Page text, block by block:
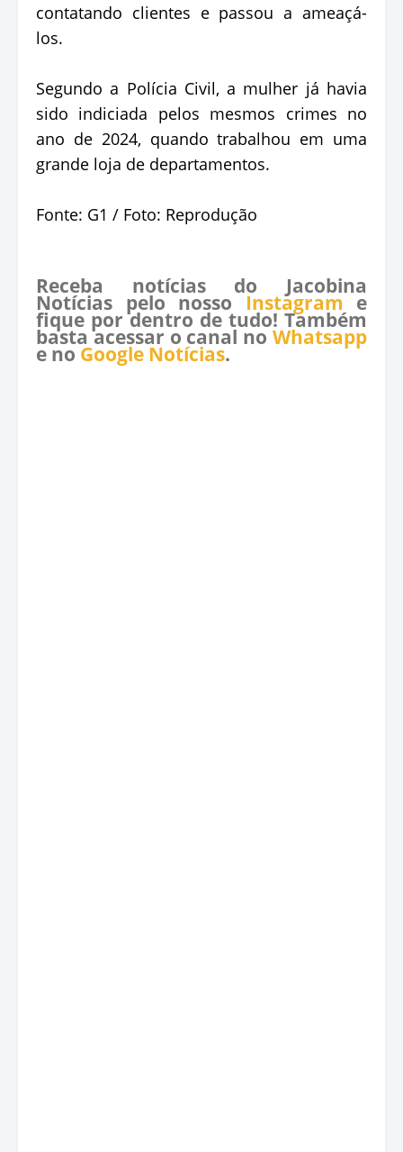
contatando clientes e passou a ameaçá-
los.
Segundo a Polícia Civil, a mulher já havia
sido indiciada pelos mesmos crimes no
ano de 2024, quando trabalhou em uma
grande loja de departamentos.
Fonte: G1 / Foto: Reprodução
Receba notícias do Jacobina
Notícias pelo nosso Instagram e
fique por dentro de tudo! Também
basta acessar o canal no Whatsapp
e no Google Notícias.